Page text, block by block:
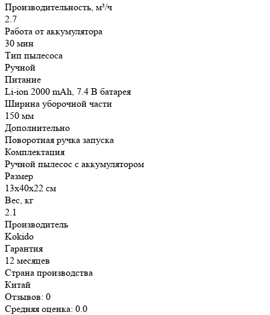
Производительность, м³/ч
2.7
Работа от аккумулятора
30 мин
Тип пылесоса
Ручной
Питание
Li-ion 2000 mAh, 7.4 В батарея
Ширина уборочной части
150 мм
Дополнительно
Поворотная ручка запуска
Комплектация
Ручной пылесос с аккумулятором
Размер
13х40х22 см
Вес, кг
2.1
Производитель
Kokido
Гарантия
12 месяцев
Страна производства
Китай
Отзывов: 0
Средняя оценка: 0.0